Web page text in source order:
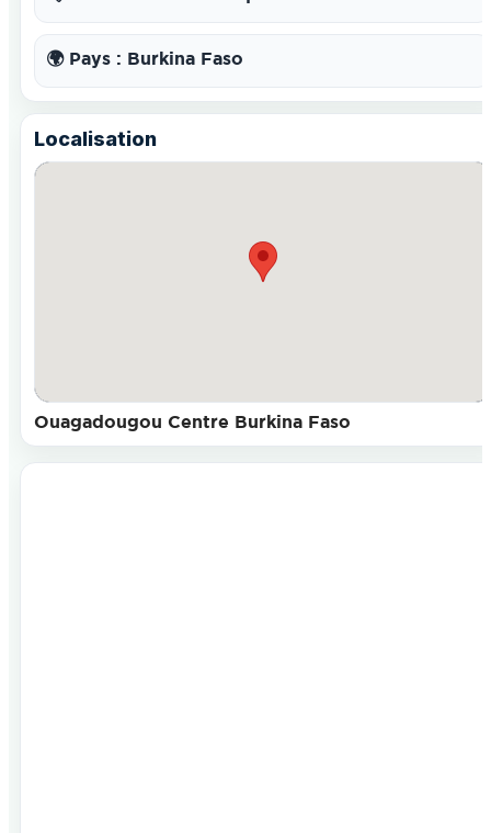
🌍 Pays : Burkina Faso
Localisation
Ouagadougou Centre Burkina Faso